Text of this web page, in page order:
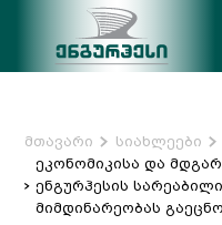
მთავარი სიახლეები
ეკონომიკისა და
ენგურჰესის
მიმდინარეობას გაეცნო-